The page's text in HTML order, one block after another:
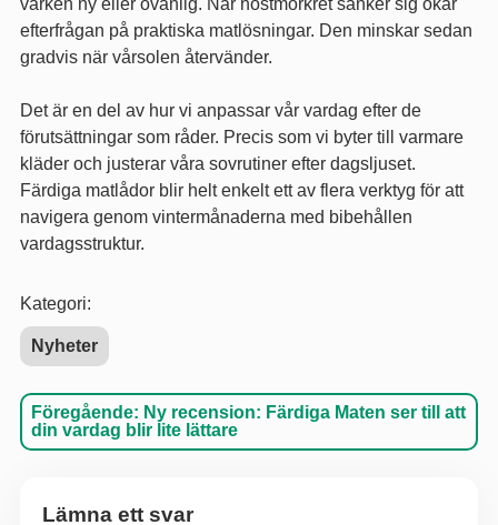
varken ny eller ovanlig. När höstmörkret sänker sig ökar
efterfrågan på praktiska matlösningar. Den minskar sedan
gradvis när vårsolen återvänder.
Det är en del av hur vi anpassar vår vardag efter de
förutsättningar som råder. Precis som vi byter till varmare
kläder och justerar våra sovrutiner efter dagsljuset.
Färdiga matlådor blir helt enkelt ett av flera verktyg för att
navigera genom vintermånaderna med bibehållen
vardagsstruktur.
Kategori:
Nyheter
Inläggsnavigering
Föregående: Ny recension: Färdiga Maten ser till att
din vardag blir lite lättare
Lämna ett svar